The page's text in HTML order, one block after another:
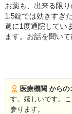
お薬も、出来る限
1.5錠では効きすぎ
週に1度通院してい
ます。お話を聞い
医療機関 からの
す。嬉しいです。
参ります。